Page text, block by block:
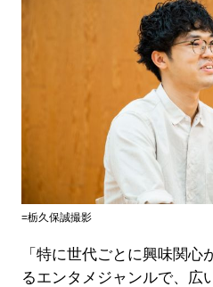
=栃久保誠撮影
「特に世代ごとに興味関
るエンタメジャンルで、広